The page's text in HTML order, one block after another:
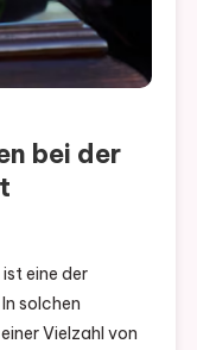
bei der
eine der
solchen
Vielzahl von